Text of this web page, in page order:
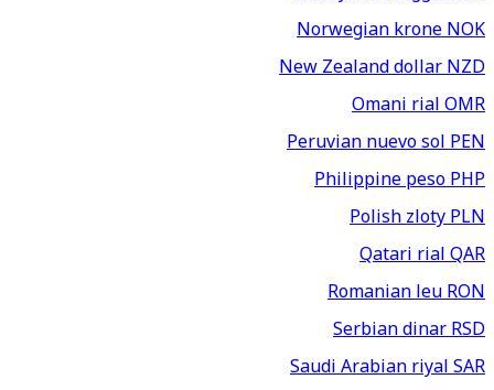
Norwegian kroneNOK
New Zealand dollarNZD
Omani rialOMR
Peruvian nuevo solPEN
Philippine pesoPHP
Polish zlotyPLN
Qatari rialQAR
Romanian leuRON
Serbian dinarRSD
Saudi Arabian riyalSAR